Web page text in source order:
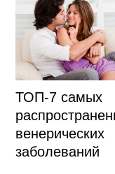
ТОП-7 самых
венерических
заболеваний